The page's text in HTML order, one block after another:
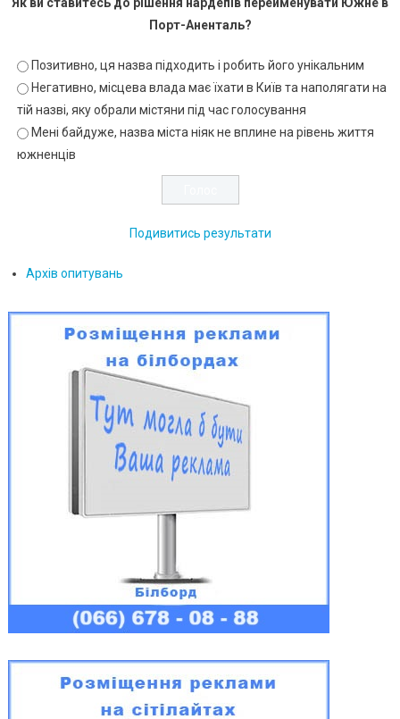
Як ви ставитесь до рішення нардепів перейменувати Южне в
Порт-Аненталь?
Позитивно, ця назва підходить і робить його унікальним
Негативно, місцева влада має їхати в Київ та наполягати на
тій назві, яку обрали містяни під час голосування
Мені байдуже, назва міста ніяк не вплине на рівень життя
южненців
Подивитись результати
Архів опитувань